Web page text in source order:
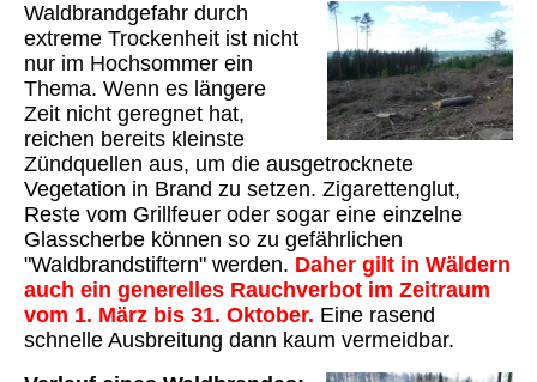
Waldbrandgefahr durch
extreme Trockenheit ist nicht
nur im Hochsommer ein
Thema. Wenn es längere
Zeit nicht geregnet hat,
reichen bereits kleinste
Zündquellen aus, um die ausgetrocknete
Vegetation in Brand zu setzen. Zigarettenglut,
Reste vom Grillfeuer oder sogar eine einzelne
Glasscherbe können so zu gefährlichen
"Waldbrandstiftern" werden. Daher gilt in Wäldern
auch ein generelles Rauchverbot im Zeitraum
vom 1. März bis 31. Oktober. Eine rasend
schnelle Ausbreitung dann kaum vermeidbar.